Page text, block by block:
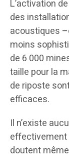
L’activation
des
acoustiques
moins
de 6 000
taille pour la
de riposte
efficaces.
Il n’existe
effectivement
doutent